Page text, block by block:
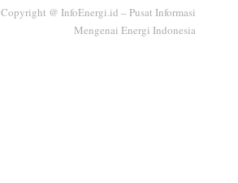
Copyright @ InfoEnergi.id – Pusat Informasi
Mengenai Energi Indonesia